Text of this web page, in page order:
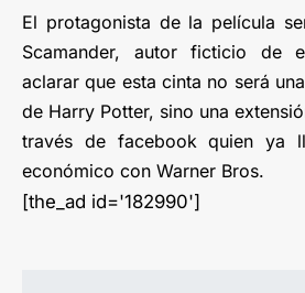
El protagonista de la película
Scamander, autor ficticio de
aclarar que esta cinta no será
de Harry Potter, sino una
través de facebook quien ya
económico con Warner Bros.
[the_ad id='182990']